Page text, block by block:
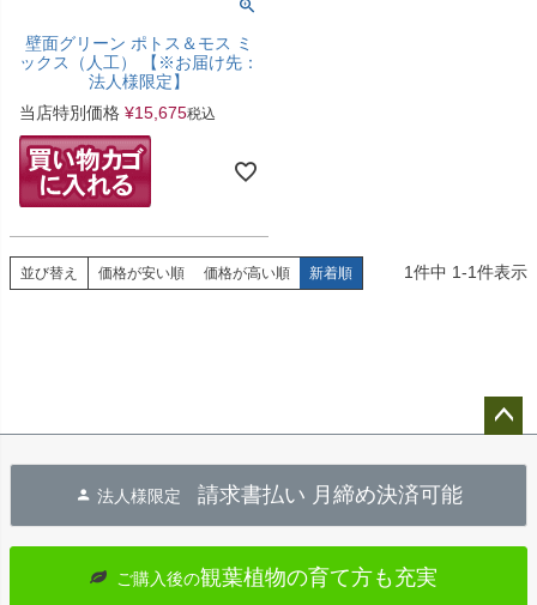
壁面グリーン ポトス＆モス ミ
ックス（人工） 【※お届け先：
法人様限定】
当店特別価格 ¥15,675税込
並び替え 価格が安い順 価格が高い順 新着順 1件中 1-1件表示
へ
法人様限定 請求書払い 月締め決済可能
ご購入後の観葉植物の育て方も充実